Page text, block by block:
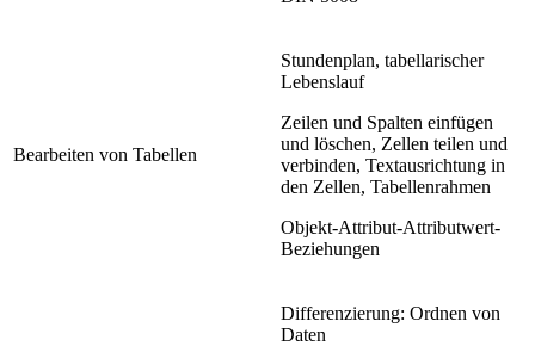
Bearbeiten von Tabellen
Stundenplan, tabellarischer
Lebenslauf
Zeilen und Spalten einfügen
und löschen, Zellen teilen und
verbinden, Textausrichtung in
den Zellen, Tabellenrahmen
Objekt-Attribut-Attributwert-
Beziehungen
Differenzierung: Ordnen von
Daten